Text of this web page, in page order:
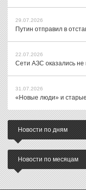
29.07.2026
Путин отправил в
22.07.2026
Сети АЗС оказались не
31.07.2026
«Новые люди» и
Новости по дням
Новости по месяцам